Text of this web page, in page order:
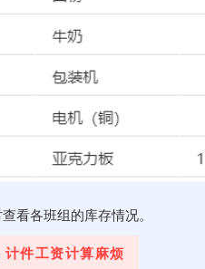
看各班组的库存情况。
计件工资计算麻烦